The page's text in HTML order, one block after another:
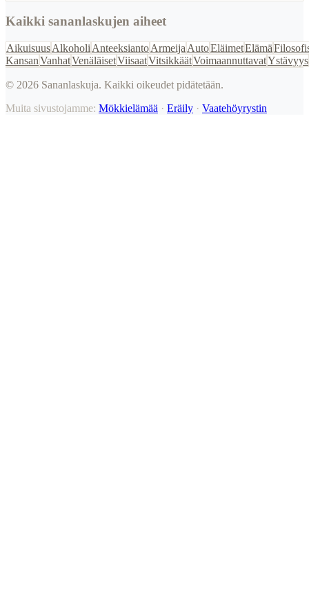
Kaikki sananlaskujen aiheet
AikuisuusAlkoholi AnteeksiantoArmeija AutoEläimetElämä
KansanVanhatVenäläisetViisaatVitsikkäätVoimaannuttavatYstävyys
© 2026 Sananlaskuja. Kaikki oikeudet pidätetään.
Muita sivustojamme: Mökkielämää · Eräily · Vaatehöyrystin